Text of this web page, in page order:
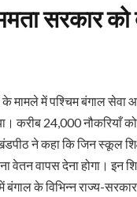
सरकार
मामले में पश्चिम बंगाल सेवा
करीब 24,000 नौकरियाँ
ने कहा कि जिन स्कूल
वेतन वापस देना होगा। इन
बंगाल के विभिन्न राज्य-